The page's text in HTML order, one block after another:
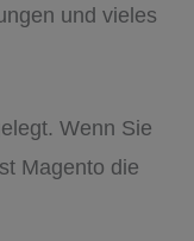
und vieles
Wenn Sie
Magento die